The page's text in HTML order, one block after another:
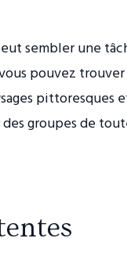
sembler une
pouvez trouver
pittoresques
groupes de